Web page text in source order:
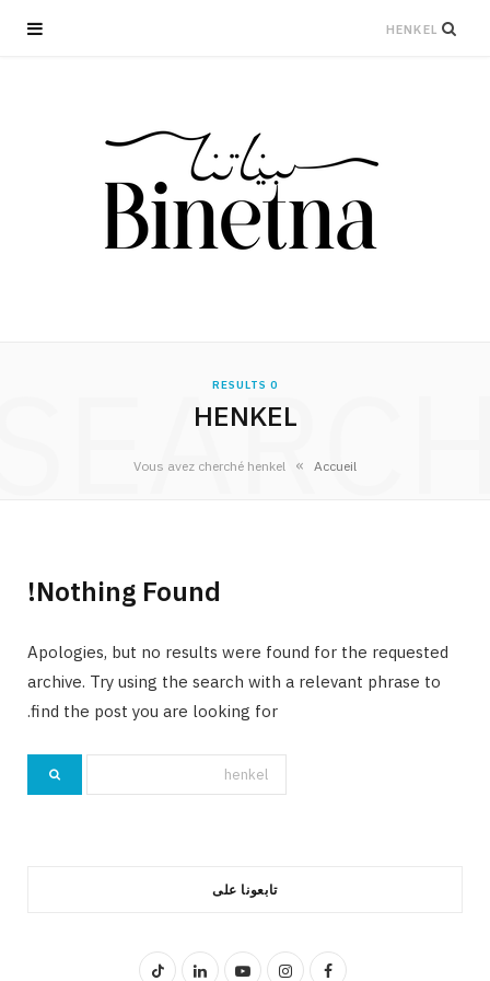
0 RESULTS
HENKEL
Accueil
»
Vous avez cherché henkel
Nothing Found!
Apologies, but no results were found for the requested
archive. Try using the search with a relevant phrase to
find the post you are looking for.
Search
for:
تابعونا على
F
I
Y
L